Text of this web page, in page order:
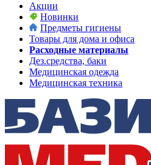
Акции
Новинки
Предметы гигиены
Товары для дома и офиса
Расходные материалы
Дез.средства, баки
Медицинская одежда
Медицинская техника